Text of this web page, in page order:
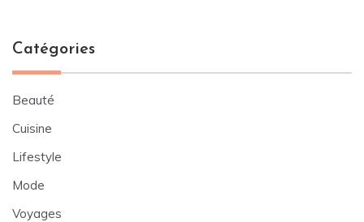
Catégories
Beauté
Cuisine
Lifestyle
Mode
Voyages